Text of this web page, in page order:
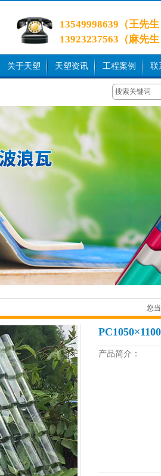
13549998639（王先生
13923237563（麻先生
关于天塑 天塑资讯 工程案例 联
您
产品简介：